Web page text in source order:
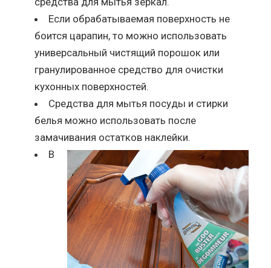
Если обрабатываемая поверхность не
боится царапин, то можно использовать
универсальный чистящий порошок или
гранулированное средство для очистки
кухонных поверхностей.
Средства для мытья посуды и стирки
белья можно использовать после
замачивания остатков наклейки.
В